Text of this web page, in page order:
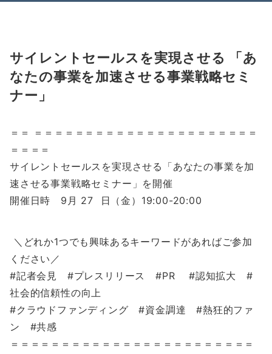
サイレントセールスを実現させる 「あ
なたの事業を加速させる事業戦略セミ
ナー」
＝＝ ＝＝＝＝＝＝＝＝＝＝＝＝＝＝＝＝＝＝＝＝＝＝
＝＝＝＝
サイレントセールスを実現させる「あなたの事業を加
速させる事業戦略セミナー」を開催
開催日時 9月 27 日（金）19:00-20:00
＼どれか1つでも興味あるキーワードがあればご参加
ください／
#記者会見 #プレスリリース #PR #認知拡大 #
社会的信頼性の向上
#クラウドファンディング #資金調達 #熱狂的ファ
ン #共感
＝＝＝＝＝＝＝＝＝＝＝＝＝＝＝＝＝＝＝＝＝＝＝＝